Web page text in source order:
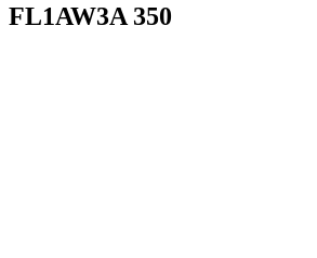
FL1AW3A 350